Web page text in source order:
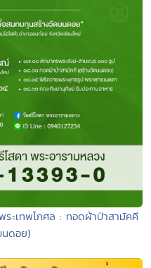
เทพโกศล : ทอดผ้าป่าสามัคคี
ดอย)